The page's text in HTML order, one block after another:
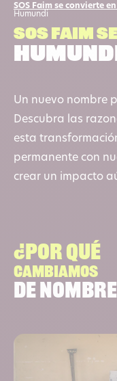
SOS Faim se convierte
Humundi
SOS FAIM
Un nuevo nombre
Descubra las
esta
permanente con
crear un impacto
¿Por qué
cambiamos
de